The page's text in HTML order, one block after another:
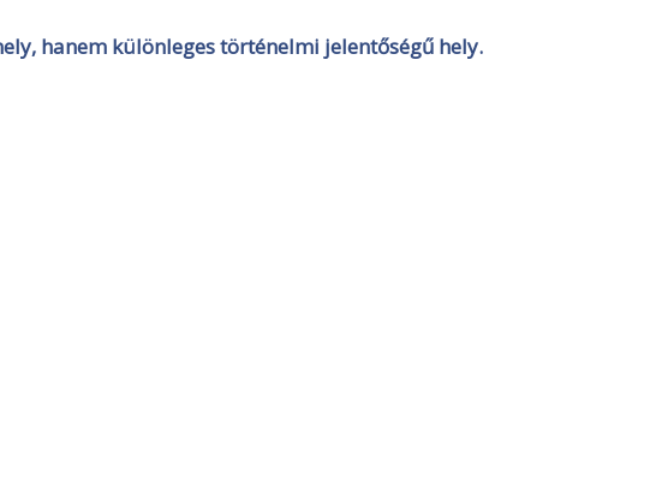
hanem különleges történelmi jelentőségű hely.